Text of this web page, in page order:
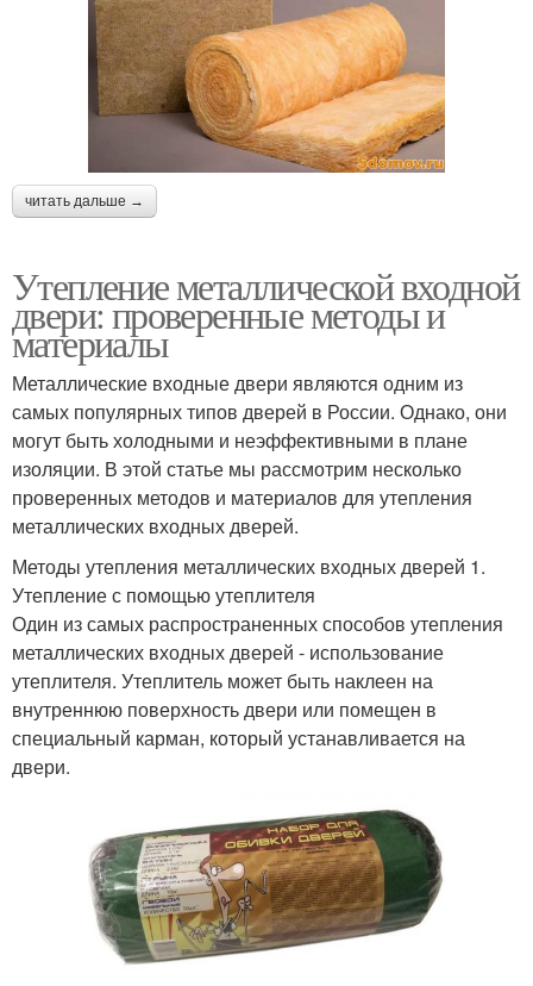
читать дальше →
Утепление металлической входной
двери: проверенные методы и
материалы
Металлические входные двери являются одним из
самых популярных типов дверей в России. Однако, они
могут быть холодными и неэффективными в плане
изоляции. В этой статье мы рассмотрим несколько
проверенных методов и материалов для утепления
металлических входных дверей.
Методы утепления металлических входных дверей 1.
Утепление с помощью утеплителя
Один из самых распространенных способов утепления
металлических входных дверей - использование
утеплителя. Утеплитель может быть наклеен на
внутреннюю поверхность двери или помещен в
специальный карман, который устанавливается на
двери.